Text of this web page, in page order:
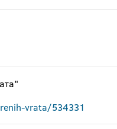
vrata/534331